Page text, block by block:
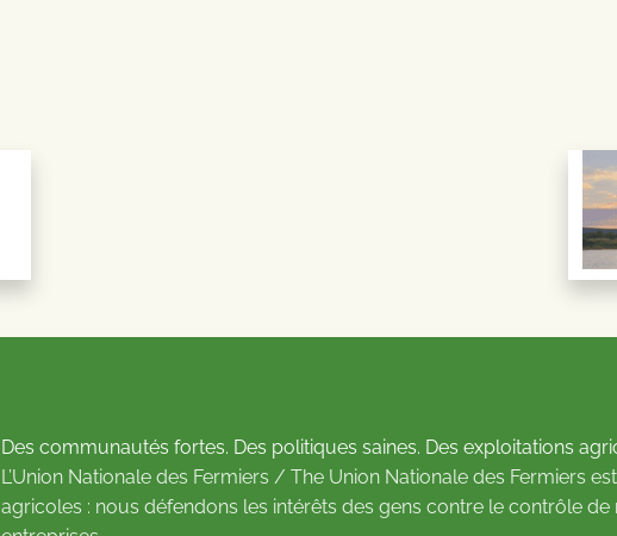
Des communautés fortes. Des politiques saines. Des exploitations
L’Union Nationale des Fermiers / The Union Nationale des Fermiers
agricoles : nous défendons les intérêts des gens contre le contrôle